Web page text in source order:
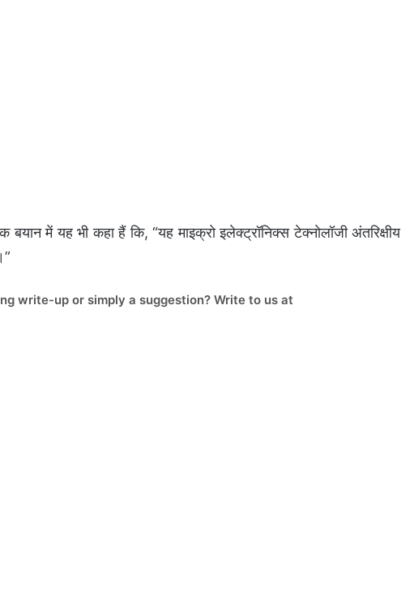
बयान में यह भी कहा हैं कि, “यह माइक्रो इलेक्ट्रॉनिक्स टेक्नोलॉजी अंतरिक्षीय
write-up or simply a suggestion? Write to us at